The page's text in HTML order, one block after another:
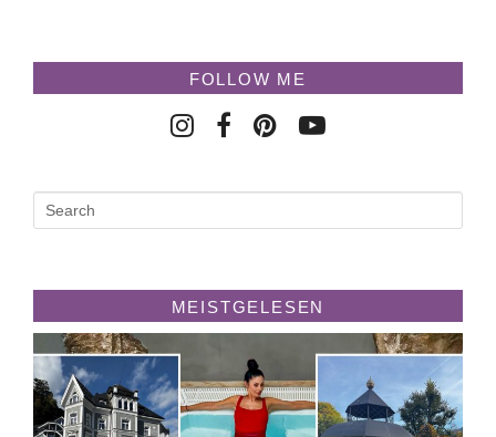
FOLLOW ME
MEISTGELESEN